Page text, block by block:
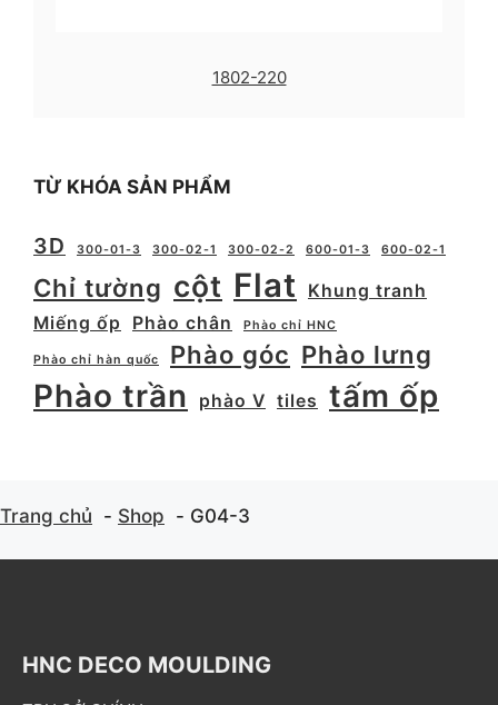
1802-220
TỪ KHÓA SẢN PHẨM
3D 300-01-3 300-02-1 300-02-2 600-01-3 600-02-1
Chỉ tường cột Flat
Khung tranh
Miếng ốp
Phào chân Phào chỉ HNC
Phào chỉ hàn quốc Phào góc Phào lưng
Phào trần phào V tiles tấm ốp
Trang chủ Shop G04-3
HNC DECO MOULDING